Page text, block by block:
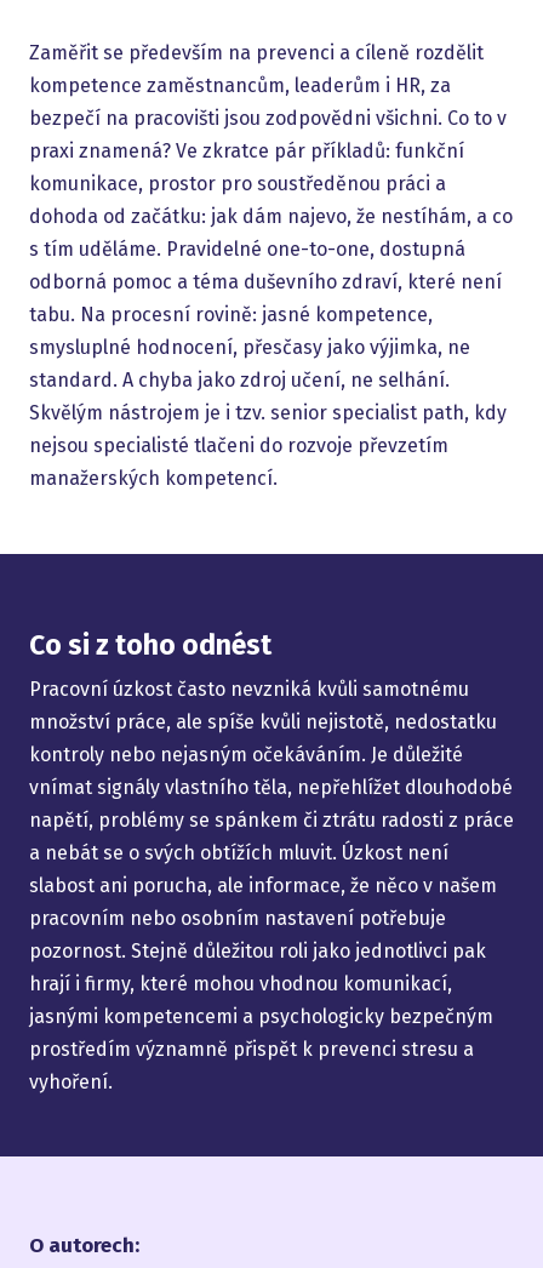
Zaměřit se především na prevenci a cíleně rozdělit
kompetence zaměstnancům, leaderům i HR, za
bezpečí na pracovišti jsou zodpovědni všichni. Co to v
praxi znamená? Ve zkratce pár příkladů: funkční
komunikace, prostor pro soustředěnou práci a
dohoda od začátku: jak dám najevo, že nestíhám, a co
s tím uděláme. Pravidelné one-to-one, dostupná
odborná pomoc a téma duševního zdraví, které není
tabu. Na procesní rovině: jasné kompetence,
smysluplné hodnocení, přesčasy jako výjimka, ne
standard. A chyba jako zdroj učení, ne selhání.
Skvělým nástrojem je i tzv. senior specialist path, kdy
nejsou specialisté tlačeni do rozvoje převzetím
manažerských kompetencí.
Co si z toho odnést
Pracovní úzkost často nevzniká kvůli samotnému
množství práce, ale spíše kvůli nejistotě, nedostatku
kontroly nebo nejasným očekáváním. Je důležité
vnímat signály vlastního těla, nepřehlížet dlouhodobé
napětí, problémy se spánkem či ztrátu radosti z práce
a nebát se o svých obtížích mluvit. Úzkost není
slabost ani porucha, ale informace, že něco v našem
pracovním nebo osobním nastavení potřebuje
pozornost. Stejně důležitou roli jako jednotlivci pak
hrají i firmy, které mohou vhodnou komunikací,
jasnými kompetencemi a psychologicky bezpečným
prostředím významně přispět k prevenci stresu a
vyhoření.
O autorech: